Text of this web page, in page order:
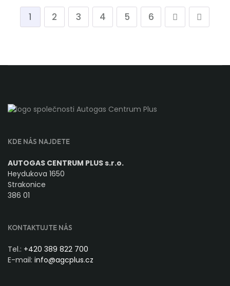
1 2 3 4 5 6
KDE NÁS NAJDETE
AUTOGAS CENTRUM PLUS s.r.o.
Heydukova 1650
Strakonice
386 01
KONTAKTUJTE NÁS
Tel.: +420 389 822 700
E-mail: info@agcplus.cz